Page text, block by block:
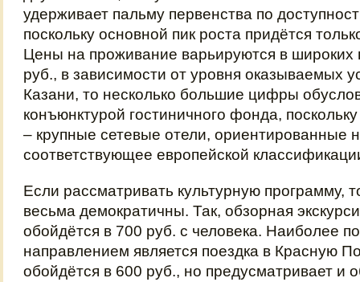
удерживает пальму первенства по
поскольку основной пик роста придётся
Цены на проживание варьируются в широких
руб., в зависимости от уровня оказываемых
Казани, то несколько большие цифры
конъюнктурой гостиничного фонда,
– крупные сетевые отели, ориентированные
соответствующее европейской
Если рассматривать культурную программу,
весьма демократичны. Так, обзорная
обойдётся в 700 руб. с человека. Наиболее
направлением является поездка в Красную
обойдётся в 600 руб., но предусматривает и